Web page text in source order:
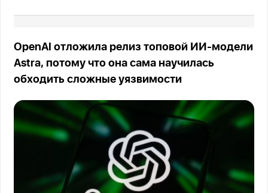
OpenAI отложила релиз топовой ИИ-модели
Astra, потому что она сама научилась
обходить сложные уязвимости